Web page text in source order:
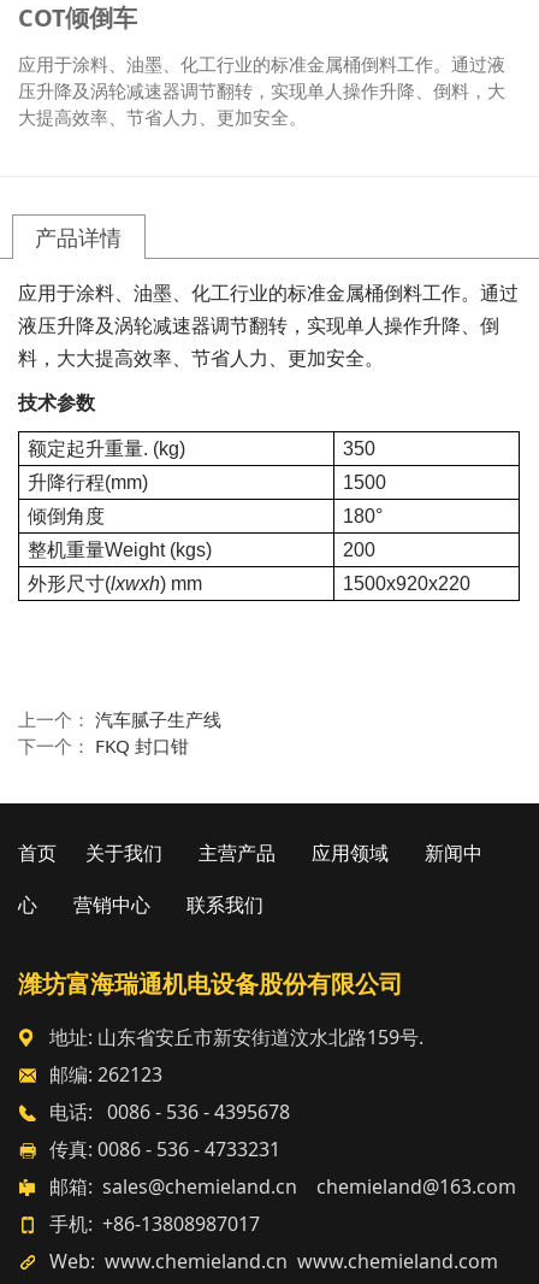
COT倾倒车
应用于涂料、油墨、化工行业的标准金属桶倒料工作。通过液
压升降及涡轮减速器调节翻转，实现单人操作升降、倒料，大
大提高效率、节省人力、更加安全。
产品详情
应用于涂料、油墨、化工行业的标准金属桶倒料工作。通过
液压升降及涡轮减速器调节翻转，实现单人操作升降、倒
料，大大提高效率、节省人力、更加安全。
技术参数
额定起升重量. (kg)
350
升降行程(mm)
1500
倾倒角度
180°
整机重量Weight (kgs)
200
外形尺寸(lxwxh) mm 1500x920x220
上一个：汽车腻子生产线
下一个： FKQ 封口钳
首页 关于我们 主营产品 应用领域
新闻中
心
营销中心 联系我们
潍坊富海瑞通机电设备股份有限公司
地址: 山东省安丘市新安街道汶水北路159号.
邮编: 262123
电话: 0086 - 536 - 4395678
传真: 0086 - 536 - 4733231
邮箱: sales@chemieland.cn chemieland@163.com
手机: +86-13808987017
Web: www.chemieland.cn www.chemieland.com